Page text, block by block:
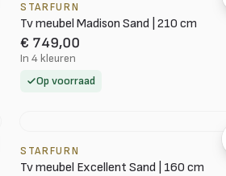
STARFURN
Tv meubel Madison Sand | 210 cm
€ 749,00
In 4 kleuren
Op voorraad
STARFURN
Tv meubel Excellent Sand | 160 cm